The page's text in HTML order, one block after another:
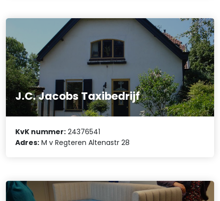
J.C. Jacobs Taxibedrijf
KvK nummer: 24376541
Adres: M v Regteren Altenastr 28